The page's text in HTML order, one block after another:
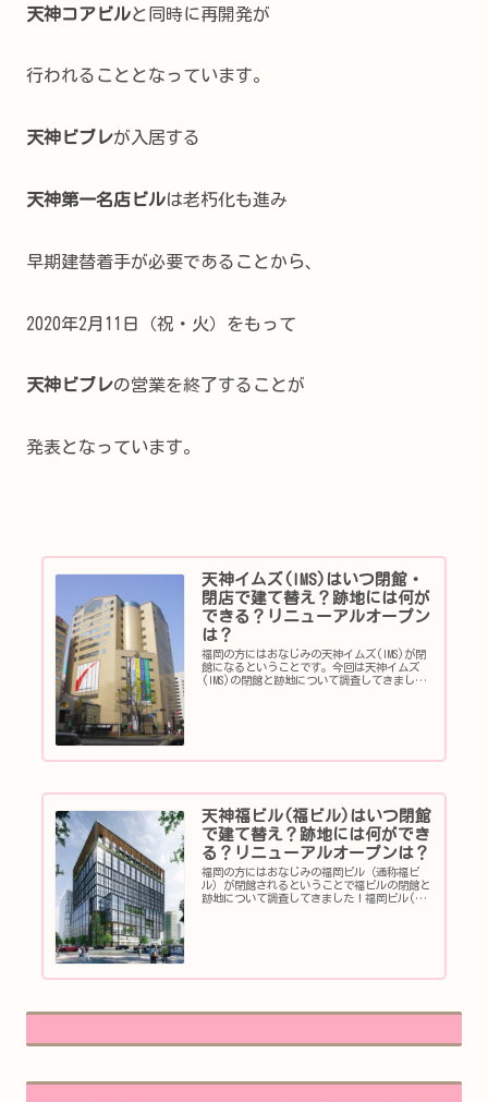
天神コアビルと同時に再開発が
行われることとなっています。
天神ビブレが入居する
天神第一名店ビルは老朽化も進み
早期建替着手が必要であることから、
2020年2月11日（祝・火）をもって
天神ビブレの営業を終了することが
発表となっています。
天神イムズ(IMS)はいつ閉館・
閉店で建て替え？跡地には何が
できる？リニューアルオープン
は？
福岡の方にはおなじみの天神イムズ(IMS)が閉
館になるということです。今回は天神イムズ
(IMS)の閉館と跡地について調査してきまし
天神福ビル(福ビル)はいつ閉館
で建て替え？跡地には何ができ
る？リニューアルオープンは？
福岡の方にはおなじみの福岡ビル（通称福ビ
ル）が閉館されるということで福ビルの閉館と
跡地について調査してきました！福岡ビル(ふ